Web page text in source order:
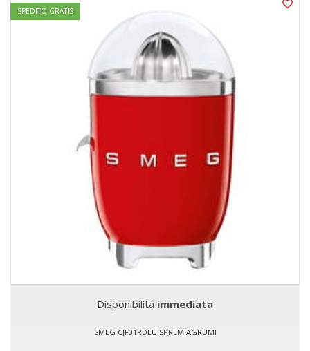
SPEDITO GRATIS
Disponibilità immediata
SMEG CJF01RDEU SPREMIAGRUMI